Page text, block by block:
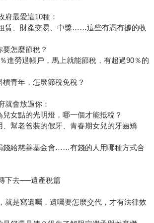
府最愛這10種：
、財產交易、中獎……這些有憑有據的收
怎麼節稅？
進勞退帳戶，馬上就能節稅，有超過90％的
青年，怎麼節稅免稅？
就會放過你：
女點的光明燈，哪一個才能抵稅？
、幫老爸裝的假牙、青春期女兒的牙齒矯
錢給慈善基金會……有錢的人用哪種方式合
去──遺產稅篇
是寫遺囑，遺囑要怎麼交代，才有法律效